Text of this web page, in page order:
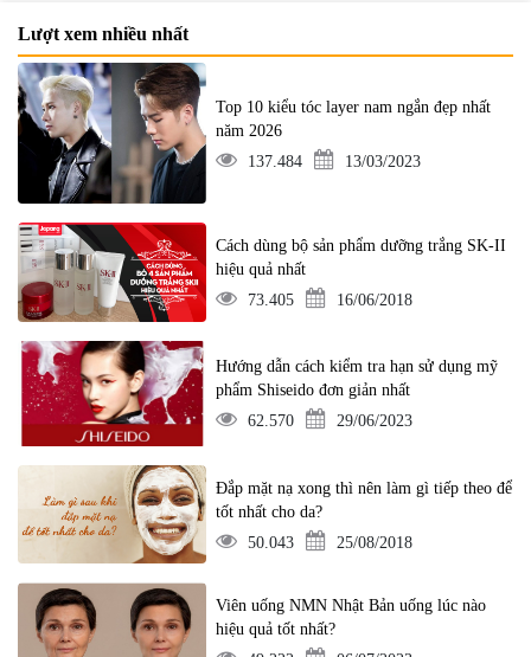
Lượt xem nhiều nhất
Top 10 kiểu tóc layer nam ngắn đẹp nhất
năm 2026
137.484
13/03/2023
Cách dùng bộ sản phẩm dưỡng trắng SK-II
hiệu quả nhất
73.405
16/06/2018
Hướng dẫn cách kiểm tra hạn sử dụng mỹ
phẩm Shiseido đơn giản nhất
62.570
29/06/2023
Đắp mặt nạ xong thì nên làm gì tiếp theo để
tốt nhất cho da?
50.043
25/08/2018
Viên uống NMN Nhật Bản uống lúc nào
hiệu quả tốt nhất?